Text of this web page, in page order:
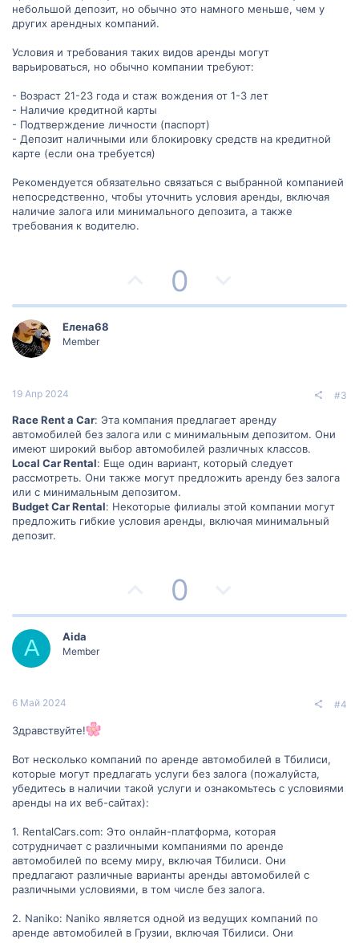
небольшой депозит, но обычно это намного меньше, чем у
других арендных компаний.
Условия и требования таких видов аренды могут
варьироваться, но обычно компании требуют:
- Возраст 21-23 года и стаж вождения от 1-3 лет
- Наличие кредитной карты
- Подтверждение личности (паспорт)
- Депозит наличными или блокировку средств на кредитной
карте (если она требуется)
Рекомендуется обязательно связаться с выбранной компанией
непосредственно, чтобы уточнить условия аренды, включая
наличие залога или минимального депозита, а также
требования к водителю.
о
и
в
н
ы
л
0
е
и
в
н
ы
л
Елена68
Member
19 Апр 2024 #3
Race Rent a Car: Эта компания предлагает аренду
автомобилей без залога или с минимальным депозитом. Они
имеют широкий выбор автомобилей различных классов.
Local Car Rental: Еще один вариант, который следует
рассмотреть. Они также могут предложить аренду без залога
или с минимальным депозитом.
Budget Car Rental: Некоторые филиалы этой компании могут
предложить гибкие условия аренды, включая минимальный
депозит.
о
в
н
ы
й
г
л
0
е
в
н
й
г
л
A Aida
Member
6 Май 2024 #4
Здравствуйте!
Вот несколько компаний по аренде автомобилей в Тбилиси,
которые могут предлагать услуги без залога (пожалуйста,
убедитесь в наличии такой услуги и ознакомьтесь с условиями
аренды на их веб-сайтах):
1. RentalCars.com: Это онлайн-платформа, которая
сотрудничает с различными компаниями по аренде
автомобилей по всему миру, включая Тбилиси. Они
предлагают различные варианты аренды автомобилей с
различными условиями, в том числе без залога.
2. Naniko: Naniko является одной из ведущих компаний по
аренде автомобилей в Грузии, включая Тбилиси. Они